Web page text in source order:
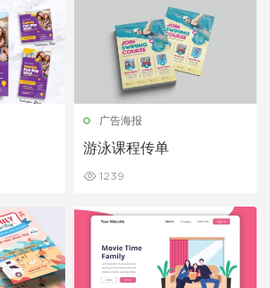
广告海报
游泳课程传单
1239